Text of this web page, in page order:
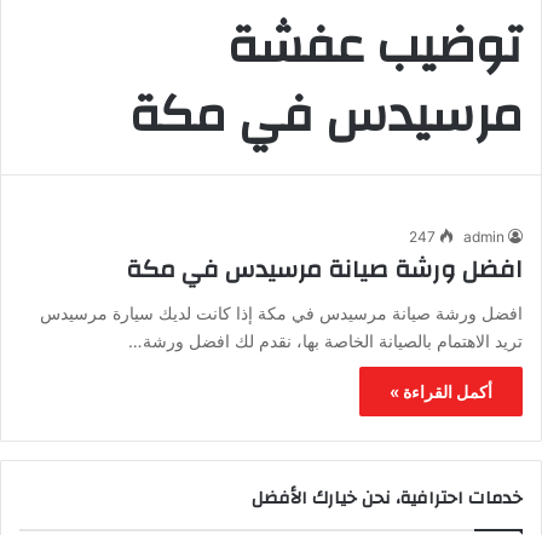
توضيب عفشة
مرسيدس في مكة
admin
247
افضل ورشة صيانة مرسيدس في مكة
افضل ورشة صيانة مرسيدس في مكة إذا كانت لديك سيارة مرسيدس
تريد الاهتمام بالصيانة الخاصة بها، نقدم لك افضل ورشة…
أكمل القراءة »
خدمات احترافية، نحن خيارك الأفضل